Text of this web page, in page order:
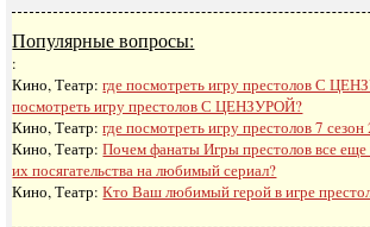
Популярные вопросы:
:
Кино, Театр:где посмотреть игру престолов С
посмотреть игру престолов С ЦЕНЗУРОЙ?
Кино, Театр:где посмотреть игру престолов 7
Кино, Театр:Почем фанаты Игры престолов все еще
их посягательства на любимый сериал?
Кино, Театр:Кто Ваш любимый герой в игре